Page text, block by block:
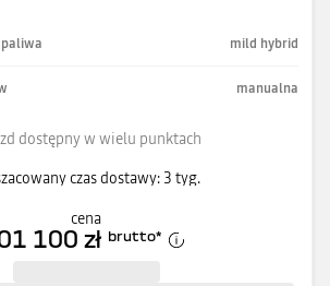
mild hybrid
manualna
dostępny w wielu punktach
czas dostawy: 3 tyg.
cena
100 zł brutto*